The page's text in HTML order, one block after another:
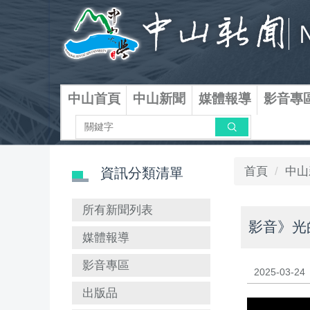
區
中山首頁 中山新聞 媒體報導 影音專
搜尋
資訊分類清單
所有新聞列表
媒體報導
影音專區
出版品
首頁 中
影音》
2025-03-24